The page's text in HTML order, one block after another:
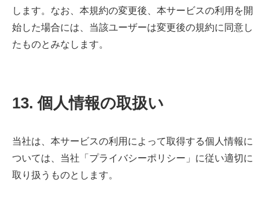
します。なお、本規約の変更後、本サービスの利用を開
始した場合には、当該ユーザーは変更後の規約に同意し
たものとみなします。
13. 個人情報の取扱い
当社は、本サービスの利用によって取得する個人情報に
ついては、当社「プライバシーポリシー」に従い適切に
取り扱うものとします。